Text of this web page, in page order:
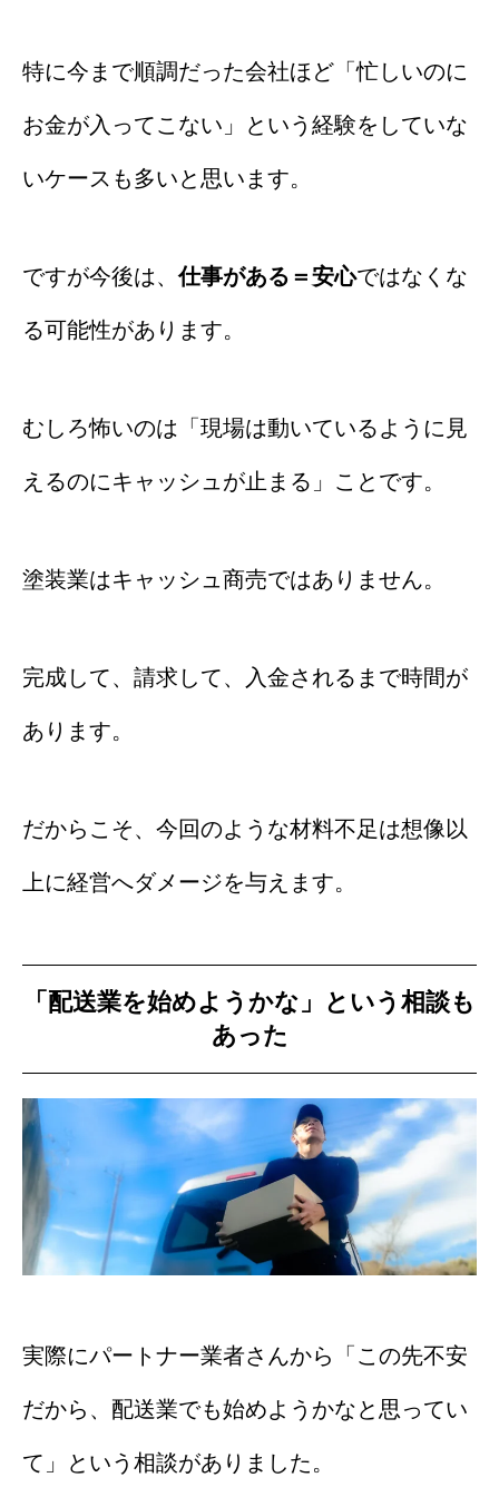
特に今まで順調だった会社ほど「忙しいのに
お金が入ってこない」という経験をしていな
いケースも多いと思います。
ですが今後は、仕事がある＝安心ではなくな
る可能性があります。
むしろ怖いのは「現場は動いているように見
えるのにキャッシュが止まる」ことです。
塗装業はキャッシュ商売ではありません。
完成して、請求して、入金されるまで時間が
あります。
だからこそ、今回のような材料不足は想像以
上に経営へダメージを与えます。
「配送業を始めようかな」という相談も
あった
実際にパートナー業者さんから「この先不安
だから、配送業でも始めようかなと思ってい
て」という相談がありました。